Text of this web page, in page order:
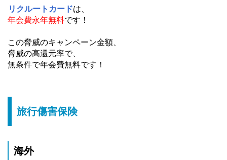
リクルートカードは、
年会費永年無料です！
この脅威のキャンペーン金額、
脅威の高還元率で、
無条件で年会費無料です！
旅行傷害保険
海外